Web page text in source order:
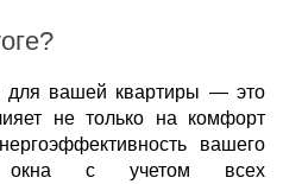
для вашей квартиры — это
не только на комфорт
вашего
окна с учетом всех